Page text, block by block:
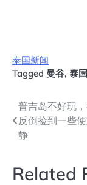
泰国新闻
Tagged 曼谷, 泰国
文
章
航
普吉岛不好玩
反倒捡到一些
静
Related